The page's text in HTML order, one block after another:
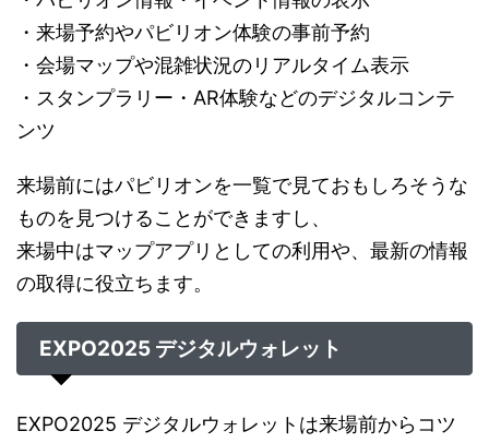
・来場予約やパビリオン体験の事前予約
・会場マップや混雑状況のリアルタイム表示
・スタンプラリー・AR体験などのデジタルコンテ
ンツ
来場前にはパビリオンを一覧で見ておもしろそうな
ものを見つけることができますし、
来場中はマップアプリとしての利用や、最新の情報
の取得に役立ちます。
EXPO2025 デジタルウォレット
EXPO2025 デジタルウォレットは来場前からコツ